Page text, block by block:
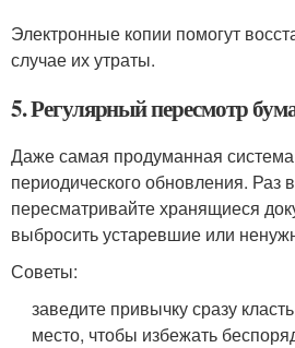
Электронные копии помогут
случае их утраты.
5. Регулярный пересмотр
Даже самая продуманная система
периодического обновления. Раз
пересматривайте хранящиеся
выбросить устаревшие или
Советы:
заведите привычку сразу
место, чтобы избежать